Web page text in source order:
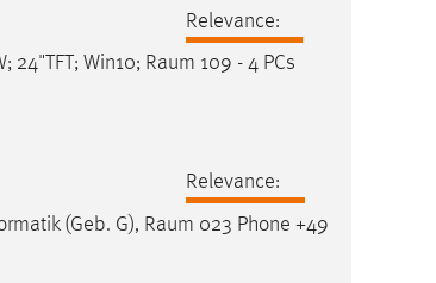
Relevance:
24"TFT; Win10; Raum 109 - 4 PCs
Relevance:
(Geb. G), Raum 023 Phone +49